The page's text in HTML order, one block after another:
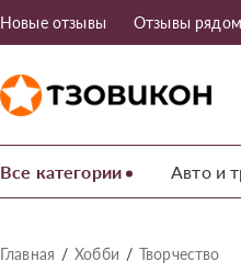
Новые отзывы Отзывы рядом
Все категории Авто и
Главная Хобби Творчество